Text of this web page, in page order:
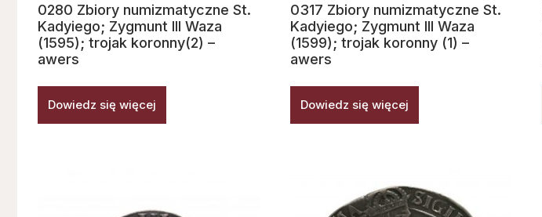
0280 Zbiory numizmatyczne St.
Kadyiego; Zygmunt III Waza
(1595); trojak koronny(2) –
awers
Dowiedz się więcej
0317 Zbiory numizmatyczne St.
Kadyiego; Zygmunt III Waza
(1599); trojak koronny (1) –
awers
Dowiedz się więcej